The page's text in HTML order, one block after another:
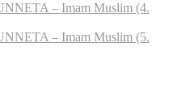
– Imam Muslim (4.
– Imam Muslim (5.